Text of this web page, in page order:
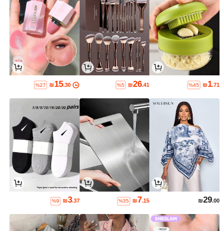
₪1.71
%45
₪26.41
%5
₪15.30
%27
₪29.00
₪7.15
%35
₪3.37
%9